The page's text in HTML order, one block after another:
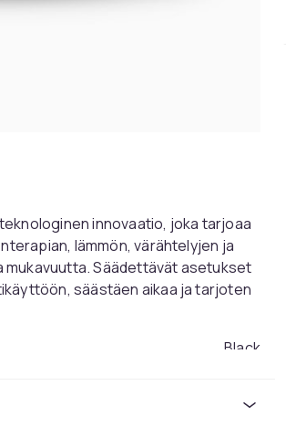
innovaatio, joka tarjoaa
lämmön, värähtelyjen ja
mukavuutta. Säädettävät asetukset
säästäen aikaa ja tarjoten
Black
5500